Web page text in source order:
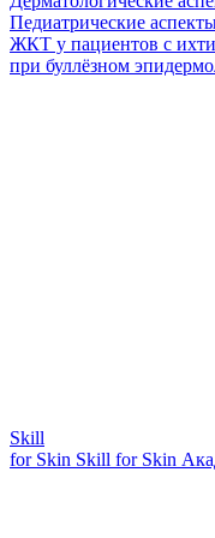
Педиатрические
ЖКТ у пациентов с
при буллёзном
Skill
for Skin Skill for Skin